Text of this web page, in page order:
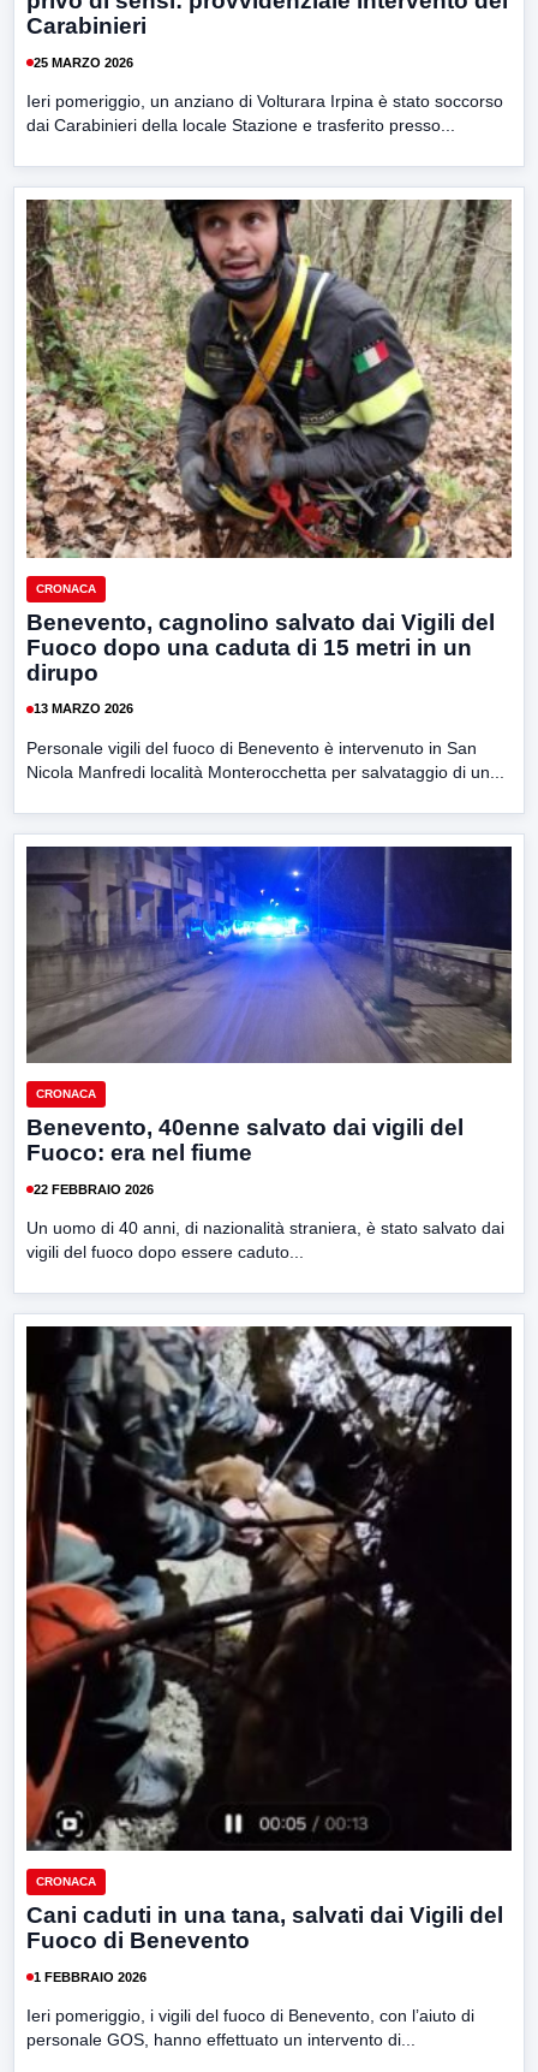
Carabinieri
25 MARZO 2026
Ieri pomeriggio, un anziano di Volturara Irpina è stato soccorso
dai Carabinieri della locale Stazione e trasferito presso...
CRONACA
Benevento, cagnolino salvato dai Vigili del
Fuoco dopo una caduta di 15 metri in un
dirupo
13 MARZO 2026
Personale vigili del fuoco di Benevento è intervenuto in San
Nicola Manfredi località Monterocchetta per salvataggio di un...
CRONACA
Benevento, 40enne salvato dai vigili del
Fuoco: era nel fiume
22 FEBBRAIO 2026
Un uomo di 40 anni, di nazionalità straniera, è stato salvato dai
vigili del fuoco dopo essere caduto...
CRONACA
Cani caduti in una tana, salvati dai Vigili del
Fuoco di Benevento
1 FEBBRAIO 2026
Ieri pomeriggio, i vigili del fuoco di Benevento, con l’aiuto di
personale GOS, hanno effettuato un intervento di...